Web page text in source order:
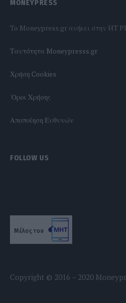
MONEYPRESS
To Moneypress.gr ανήκει στην HT
Tαυτότητα Moneypresss.gr
Χρήση Cookies
'Οροι Χρήσης
Αποποίηση Ευθυνών
FOLLOW US
Μέλος του
Copyright © 2016 – 2020